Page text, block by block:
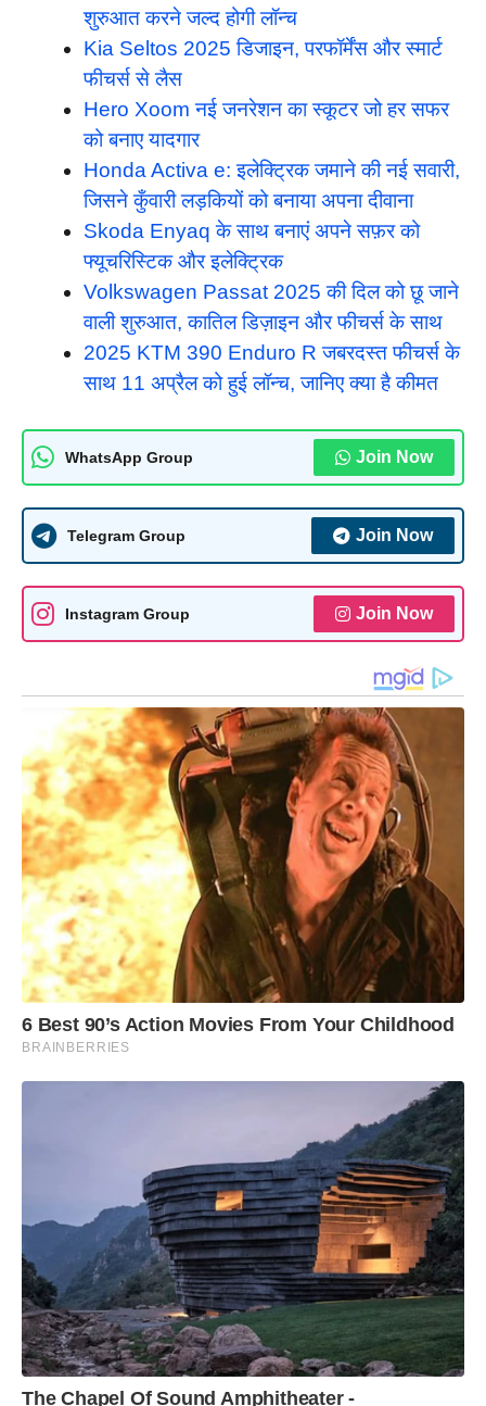
शुरुआत करने जल्द होगी लॉन्च
Kia Seltos 2025 डिजाइन, परफॉर्मेंस और स्मार्ट
फीचर्स से लैस
Hero Xoom नई जनरेशन का स्कूटर जो हर सफर
को बनाए यादगार
Honda Activa e: इलेक्ट्रिक जमाने की नई सवारी,
जिसने कुँवारी लड़कियों को बनाया अपना दीवाना
Skoda Enyaq के साथ बनाएं अपने सफ़र को
फ्यूचरिस्टिक और इलेक्ट्रिक
Volkswagen Passat 2025 की दिल को छू जाने
वाली शुरुआत, कातिल डिज़ाइन और फीचर्स के साथ
2025 KTM 390 Enduro R जबरदस्त फीचर्स के
साथ 11 अप्रैल को हुई लॉन्च, जानिए क्या है कीमत
WhatsApp Group Join Now
Telegram Group Join Now
Instagram Group Join Now